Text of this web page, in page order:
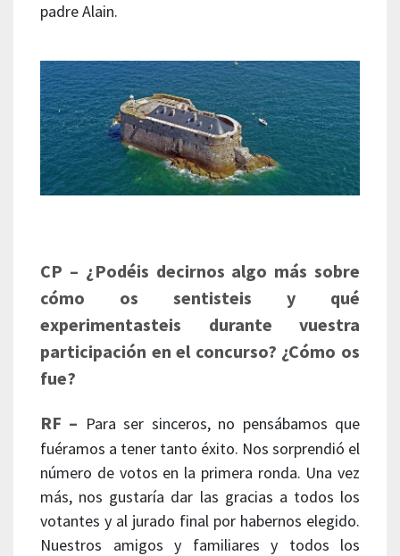
padre Alain.
CP – ¿Podéis decirnos algo más sobre
cómo os sentisteis y qué
experimentasteis durante vuestra
participación en el concurso? ¿Cómo os
fue?
RF – Para ser sinceros, no pensábamos que
fuéramos a tener tanto éxito. Nos sorprendió el
número de votos en la primera ronda. Una vez
más, nos gustaría dar las gracias a todos los
votantes y al jurado final por habernos elegido.
Nuestros amigos y familiares y todos los